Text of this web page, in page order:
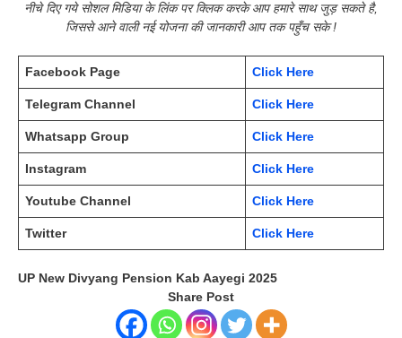
नीचे दिए गये सोशल मिडिया के लिंक पर क्लिक करके आप हमारे साथ जुड़ सकते है,
जिससे आने वाली नई योजना की जानकारी आप तक पहुँच सके !
Facebook Page Click Here
Telegram Channel Click Here
Whatsapp Group Click Here
Instagram Click Here
Youtube Channel Click Here
Twitter Click Here
UP New Divyang Pension Kab Aayegi 2025
Share Post